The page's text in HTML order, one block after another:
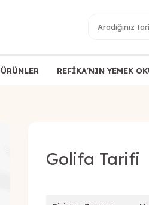
REFİKA’NIN YEMEK
Golifa Tarifi